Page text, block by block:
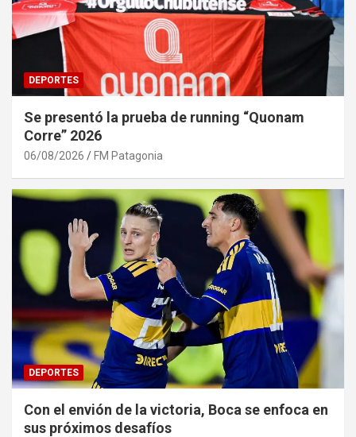
DEPORTES
Se presentó la prueba de running “Quonam
Corre” 2026
06/08/2026 FM Patagonia
DEPORTES
Con el envión de la victoria, Boca se enfoca en
sus próximos desafíos